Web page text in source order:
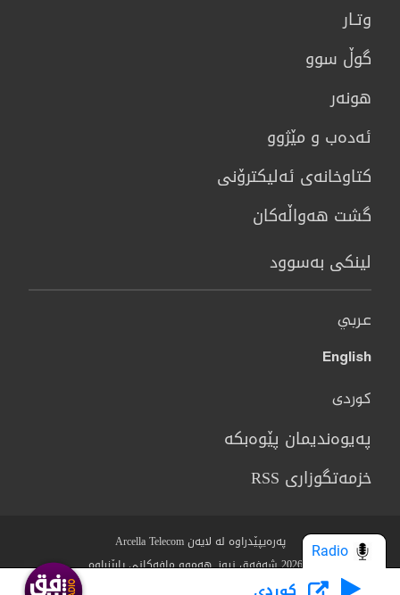
وتـار
گوڵ سوو
هونه‌ر
ئەدەب و مێژوو
كتاوخانه‌ی ئه‌ليكترۆنی
گشت هەواڵەکان
لینکی بەسوود
عربي
English
کوردی
پەیوەندیمان پێوەبکە
خزمەتگوزاری RSS
پەرەیپێدراوە لە لایەن Arcella Telecom
Who we Are?
مەرج و رێساکان سیاسەتی پاراستنی نهێنی
Radio